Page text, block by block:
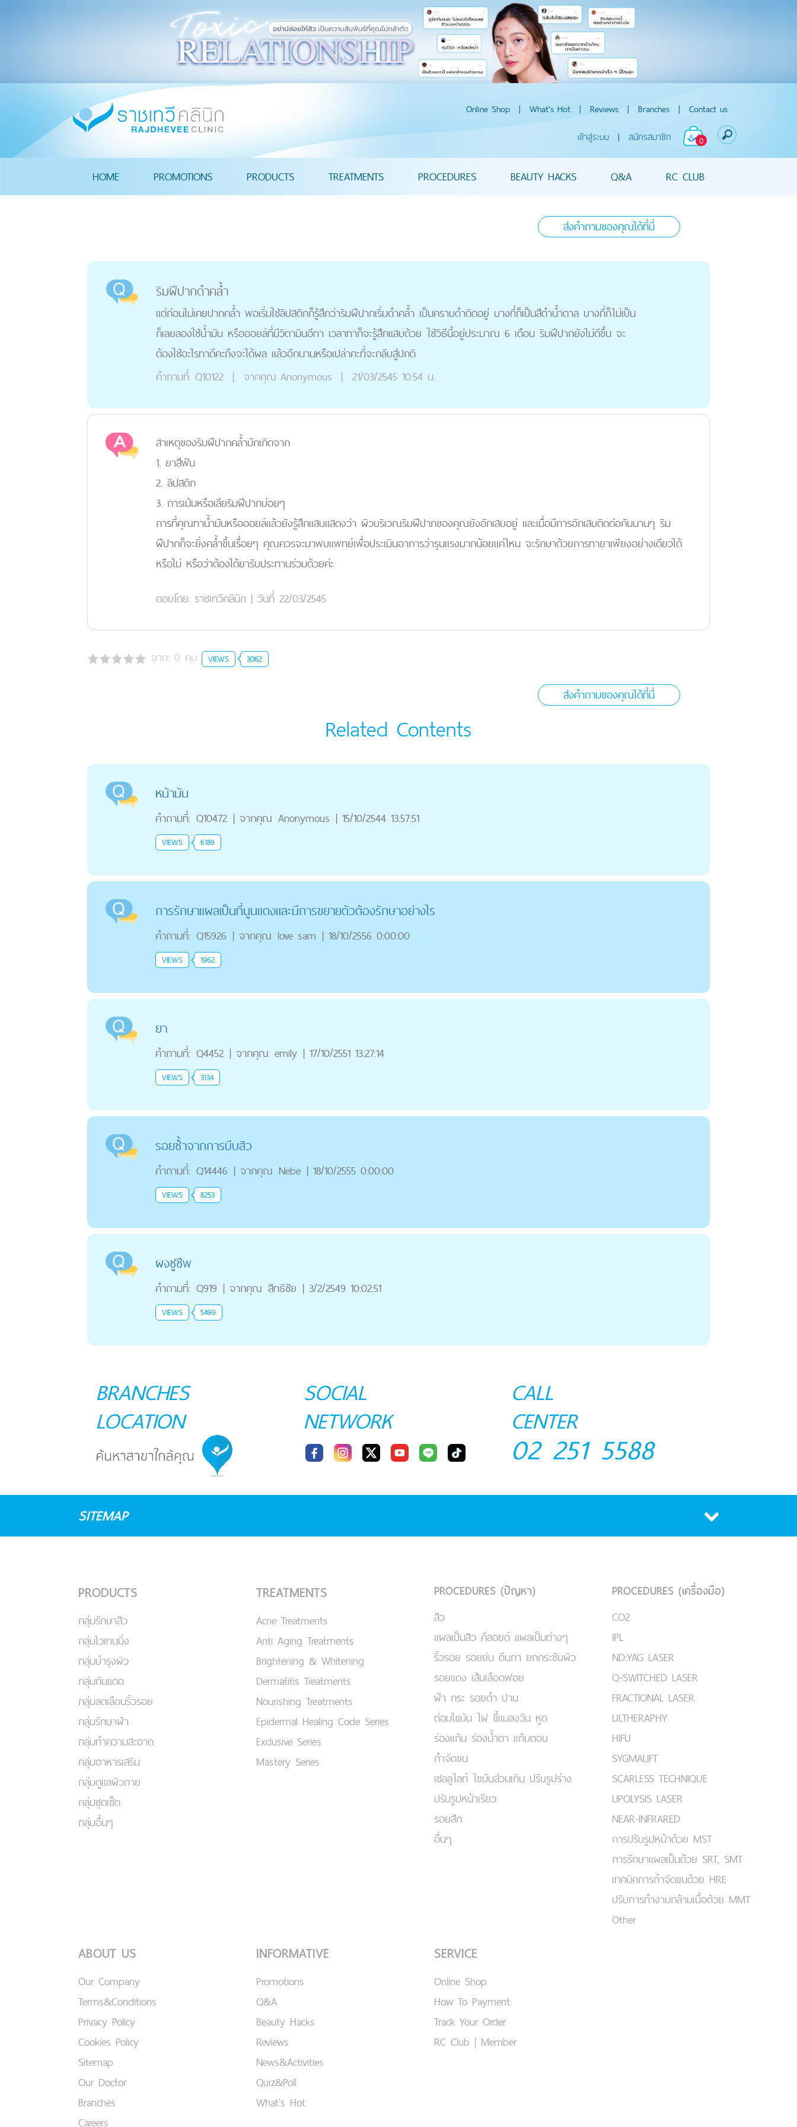
Online Shop | What's Hot | Reviews | Branches | Contact us
0
เข้าสู่ระบบ | สมัครสมาชิก
HOME PROMOTIONS PRODUCTS TREATMENTS PROCEDURES BEAUTY HACKS Q&A RC CLUB
ส่งคำถามของคุณได้ที่นี่
ริมฝีปากดำคล้ำ
แต่ก่อนไม่เคยปากคล้ำ พอเริ่มใช้ลิปสติกก็รู้สึกว่าริมฝีปากเริ่มดำคล้ำ เป็นคราบดำติดอยู่ บางที่ก็เป็นสีดำน้ำตาล บางที่ก็ไม่เป็น
ก็เลยลองใช้น้ำมัน หรือออยล์ที่มีวิตามินอีทา เวลาทาก็จะรู้สึกแสบด้วย ใช้วิธีนี้อยู่ประมาณ 6 เดือน ริมฝีปากยังไม่ดีขึ้น จะ
ต้องใช้อะไรทาดีคะถึงจะได้ผล แล้วอีกนานหรือเปล่าคะที่จะกลับสู่ปกติ
คำถามที่: Q10122 | จากคุณ Anonymous | 21/03/2545 10:54 น.
สาเหตุของริมฝีปากคล้ำมักเกิดจาก
1. ยาสีฟัน
2. ลิปสติก
3. การเม้มหรือเลียริมฝีปากบ่อยๆ
การที่คุณทาน้ำมันหรือออยล์แล้วยังรู้สึกแสบแสดงว่า ผิวบริเวณริมฝีปากของคุณยังอักเสบอยู่ และเมื่อมีการอักเสบติดต่อกันนานๆ ริม
ฝีปากก็จะยิ่งคล้ำขึ้นเรื่อยๆ คุณควรจะมาพบแพทย์เพื่อประเมินอาการว่ารุนแรงมากน้อยแค่ไหน จะรักษาด้วยการทายาเพียงอย่างเดียวได้
หรือไม่ หรือว่าต้องได้ยารับประทานร่วมด้วยค่ะ
ตอบโดย: ราชเทวีคลินิก | วันที่ 22/03/2545
จาก: 0 คน VIEWS 3062
ส่งคำถามของคุณได้ที่นี่
Related Contents
หน้ามัน
คำถามที่: Q10472 | จากคุณ Anonymous | 15/10/2544 13:57:51
VIEWS 6189
การรักษาแผลเป็นที่นูนแดงและมีการขยายตัวต้องรักษาอย่างไร
คำถามที่: Q15926 | จากคุณ love sam | 18/10/2556 0:00:00
VIEWS 1962
ยา
คำถามที่: Q4452 | จากคุณ emily | 17/10/2551 13:27:14
VIEWS 3134
รอยช้ำจากการบีบสิว
คำถามที่: Q14446 | จากคุณ Nebe | 18/10/2555 0:00:00
VIEWS 8253
ผงชูชีพ
คำถามที่: Q919 | จากคุณ สิทธิชัย | 3/2/2549 10:02:51
VIEWS 5499
BRANCHES
LOCATION
SOCIAL
NETWORK
CALL
CENTER
02 251 5588
SITEMAP
PRODUCTS
กลุ่มรักษาสิว
กลุ่มไวเทนนิ่ง
กลุ่มบำรุงผิว
กลุ่มกันแดด
กลุ่มลดเลือนริ้วรอย
กลุ่มรักษาฝ้า
กลุ่มทำความสะอาด
กลุ่มอาหารเสริม
กลุ่มดูแลผิวกาย
กลุ่มชุดเซ็ต
กลุ่มอื่นๆ
TREATMENTS
Acne Treatments
Anti Aging Treatments
Brightening & Whitening
Dermatitis Treatments
Nourishing Treatments
Epidermal Healing Code Series
Exclusive Series
Mastery Series
PROCEDURES (ปัญหา)
สิว
แผลเป็นสิว คีลอยด์ แผลเป็นต่างๆ
ริ้วรอย รอยย่น ตีนกา ยกกระชับผิว
รอยแดง เส้นเลือดฟอย
ฝ้า กระ รอยดำ ปาน
ต่อมไขมัน ไฝ ขี้แมลงวัน หูด
ร่องแก้ม ร่องน้ำตา แก้มตอบ
กำจัดขน
เชลลูไลท์ ไขมันส่วนเกิน ปรับรูปร่าง
ปรับรูปหน้าเรียว
รอยสัก
อื่นๆ
PROCEDURES (เครื่องมือ)
CO2
IPL
ND:YAG LASER
Q-SWITCHED LASER
FRACTIONAL LASER
ULTHERAPHY
HIFU
SYGMALIFT
SCARLESS TECHNIQUE
LIPOLYSIS LASER
NEAR-INFRARED
การปรับรูปหน้าด้วย MST
การรักษาแผลเป็นด้วย SRT, SMT
เทคนิคการกำจัดขนด้วย HRE
ปรับการทำงานกล้ามเนื้อด้วย MMT
Other
ABOUT US
Our Company
Terms&Conditions
Privacy Policy
Cookies Policy
Sitemap
Our Doctor
Branches
Careers
INFORMATIVE
Promotions
Q&A
Beauty Hacks
Reviews
News&Activities
Quiz&Poll
What's Hot
SERVICE
Online Shop
How To Payment
Track Your Order
RC Club | Member